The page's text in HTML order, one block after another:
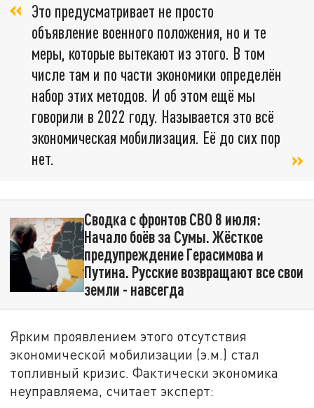
Это предусматривает не просто
объявление военного положения, но и те
меры, которые вытекают из этого. В том
числе там и по части экономики определён
набор этих методов. И об этом ещё мы
говорили в 2022 году. Называется это всё
экономическая мобилизация. Её до сих пор
нет.
Сводка с фронтов СВО 8 июля:
Начало боёв за Сумы. Жёсткое
предупреждение Герасимова и
Путина. Русские возвращают все свои
земли - навсегда
Ярким проявлением этого отсутствия
экономической мобилизации (э.м.) стал
топливный кризис. Фактически экономика
неуправляема, считает эксперт: